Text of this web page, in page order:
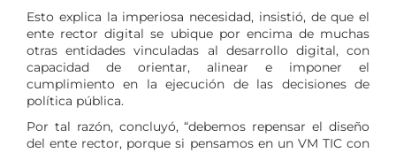
Esto explica la imperiosa necesidad, insistió, de que el
ente rector digital se ubique por encima de muchas
otras entidades vinculadas al desarrollo digital, con
capacidad de orientar, alinear e imponer el
cumplimiento en la ejecución de las decisiones de
política pública.
Por tal razón, concluyó, “debemos repensar el diseño
del ente rector, porque si pensamos en un VM TIC con